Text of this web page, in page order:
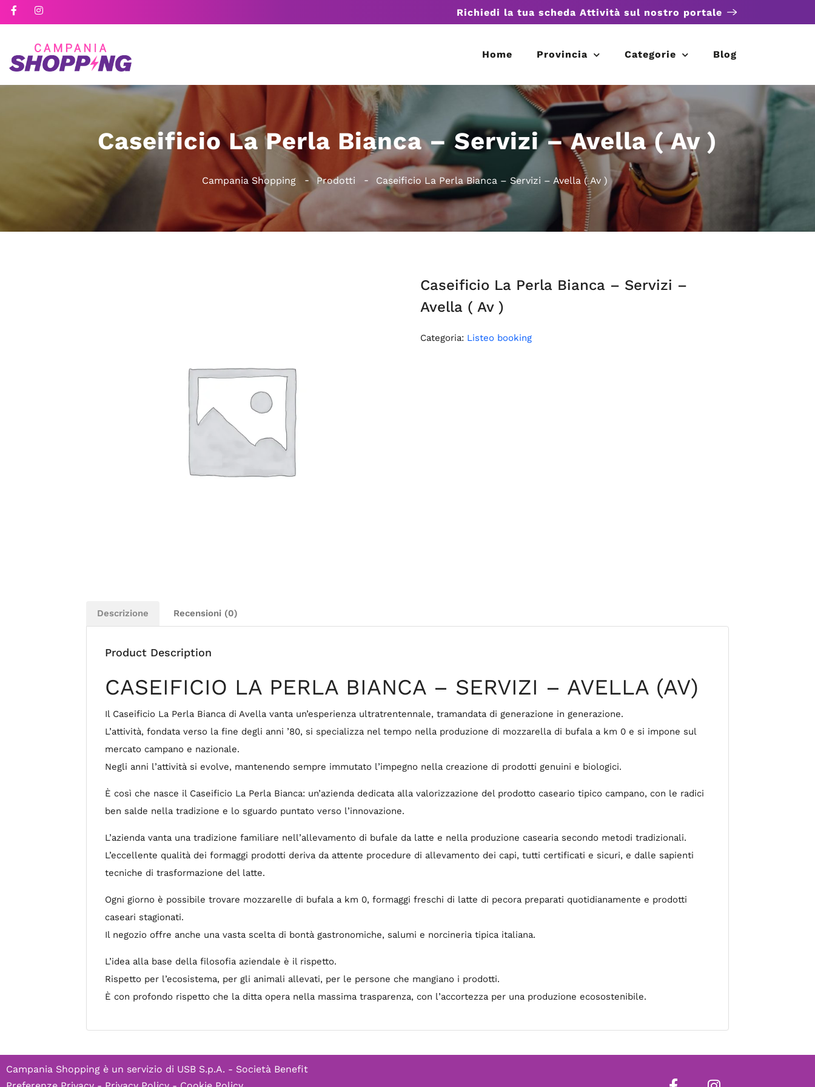
Richiedi la tua scheda Attività sul nostro portale
Home Provincia Categorie Blog
Caseificio La Perla Bianca – Servizi – Avella ( Av )
Campania Shopping Prodotti Caseificio La Perla Bianca – Servizi – Avella ( Av )
Caseificio La Perla Bianca – Servizi –
Avella ( Av )
Categoria: Listeo booking
Descrizione Recensioni (0)
Product Description
CASEIFICIO LA PERLA BIANCA – SERVIZI – AVELLA (AV)
Il Caseificio La Perla Bianca di Avella vanta un’esperienza ultratrentennale, tramandata di generazione in generazione.
L’attività, fondata verso la fine degli anni ’80, si specializza nel tempo nella produzione di mozzarella di bufala a km 0 e si impone sul
mercato campano e nazionale.
Negli anni l’attività si evolve, mantenendo sempre immutato l’impegno nella creazione di prodotti genuini e biologici.
È così che nasce il Caseificio La Perla Bianca: un’azienda dedicata alla valorizzazione del prodotto caseario tipico campano, con le radici
ben salde nella tradizione e lo sguardo puntato verso l’innovazione.
L’azienda vanta una tradizione familiare nell’allevamento di bufale da latte e nella produzione casearia secondo metodi tradizionali.
L’eccellente qualità dei formaggi prodotti deriva da attente procedure di allevamento dei capi, tutti certificati e sicuri, e dalle sapienti
tecniche di trasformazione del latte.
Ogni giorno è possibile trovare mozzarelle di bufala a km 0, formaggi freschi di latte di pecora preparati quotidianamente e prodotti
caseari stagionati.
Il negozio offre anche una vasta scelta di bontà gastronomiche, salumi e norcineria tipica italiana.
L’idea alla base della filosofia aziendale è il rispetto.
Rispetto per l’ecosistema, per gli animali allevati, per le persone che mangiano i prodotti.
È con profondo rispetto che la ditta opera nella massima trasparenza, con l’accortezza per una produzione ecosostenibile.
Campania Shopping è un servizio di USB S.p.A. - Società Benefit